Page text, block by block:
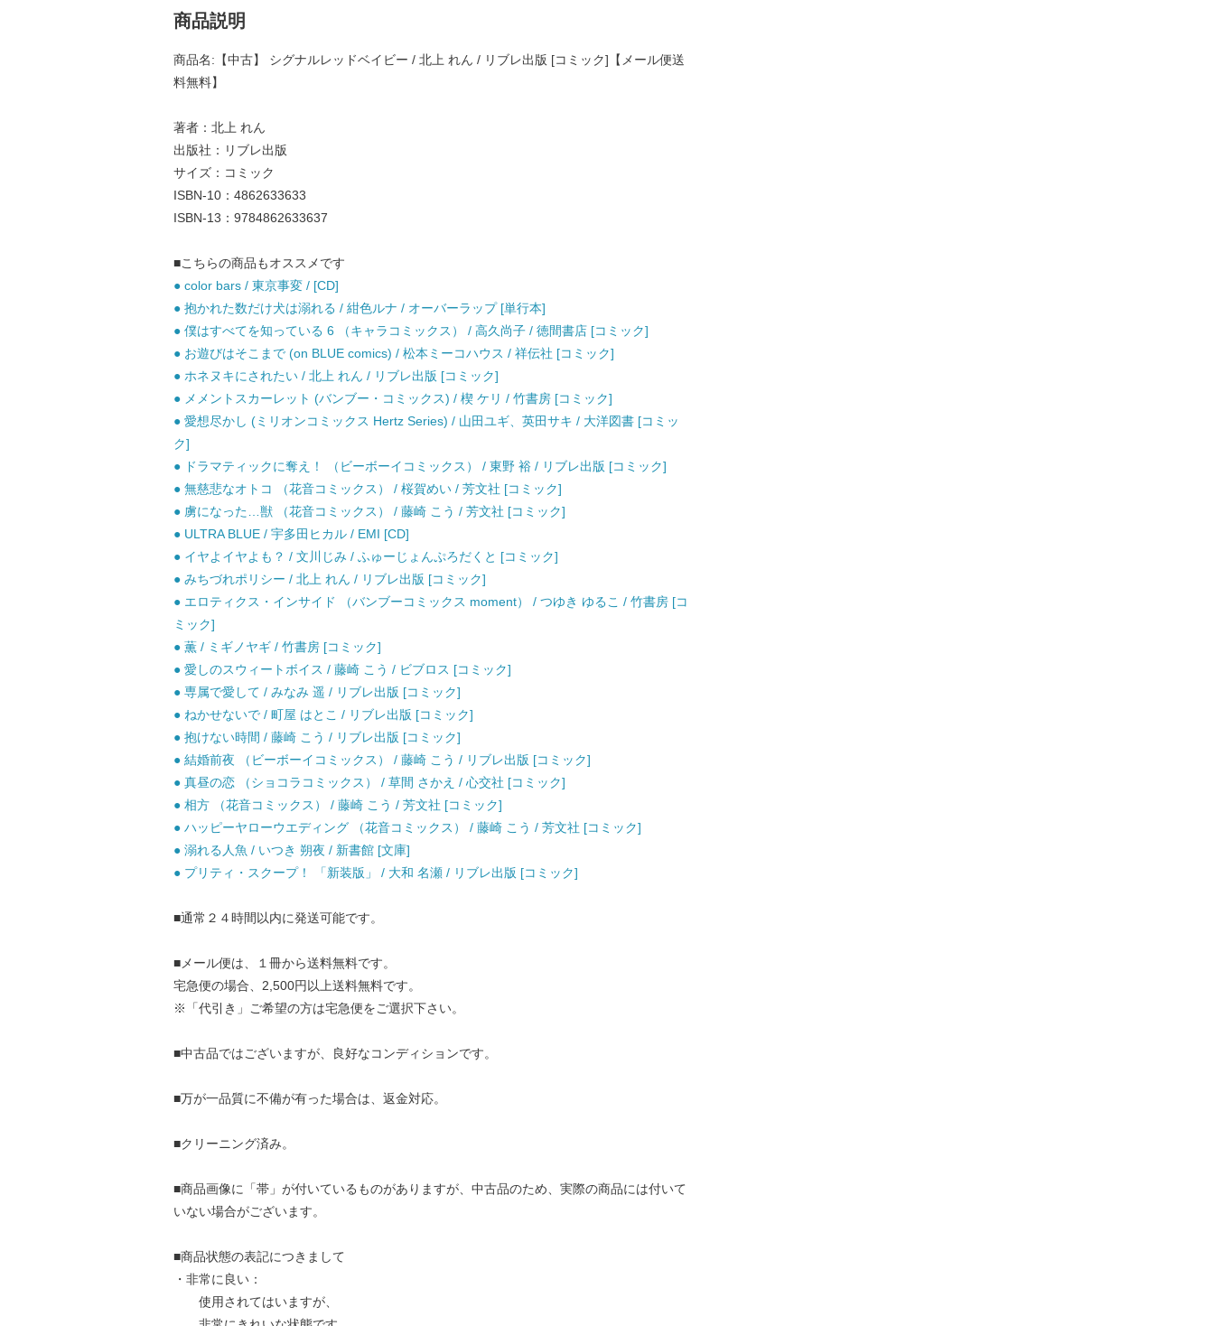
商品説明
商品名:【中古】 シグナルレッドベイビー / 北上 れん / リブレ出版 [コミック]【メール便送
料無料】
著者：北上 れん
出版社：リブレ出版
サイズ：コミック
ISBN-10：4862633633
ISBN-13：9784862633637
■こちらの商品もオススメです
● color bars / 東京事変 / [CD]
● 抱かれた数だけ犬は溺れる / 紺色ルナ / オーバーラップ [単行本]
● 僕はすべてを知っている 6 （キャラコミックス） / 高久尚子 / 徳間書店 [コミック]
● お遊びはそこまで (on BLUE comics) / 松本ミーコハウス / 祥伝社 [コミック]
● ホネヌキにされたい / 北上 れん / リブレ出版 [コミック]
● メメントスカーレット (バンブー・コミックス) / 楔 ケリ / 竹書房 [コミック]
● 愛想尽かし (ミリオンコミックス Hertz Series) / 山田ユギ、英田サキ / 大洋図書 [コミッ
ク]
● ドラマティックに奪え！ （ビーボーイコミックス） / 東野 裕 / リブレ出版 [コミック]
● 無慈悲なオトコ （花音コミックス） / 桜賀めい / 芳文社 [コミック]
● 虜になった…獣 （花音コミックス） / 藤崎 こう / 芳文社 [コミック]
● ULTRA BLUE / 宇多田ヒカル / EMI [CD]
● イヤよイヤよも？ / 文川じみ / ふゅーじょんぷろだくと [コミック]
● みちづれポリシー / 北上 れん / リブレ出版 [コミック]
● エロティクス・インサイド （バンブーコミックス moment） / つゆき ゆるこ / 竹書房 [コ
ミック]
● 薫 / ミギノヤギ / 竹書房 [コミック]
● 愛しのスウィートボイス / 藤崎 こう / ビブロス [コミック]
● 専属で愛して / みなみ 遥 / リブレ出版 [コミック]
● ねかせないで / 町屋 はとこ / リブレ出版 [コミック]
● 抱けない時間 / 藤崎 こう / リブレ出版 [コミック]
● 結婚前夜 （ビーボーイコミックス） / 藤崎 こう / リブレ出版 [コミック]
● 真昼の恋 （ショコラコミックス） / 草間 さかえ / 心交社 [コミック]
● 相方 （花音コミックス） / 藤崎 こう / 芳文社 [コミック]
● ハッピーヤローウエディング （花音コミックス） / 藤崎 こう / 芳文社 [コミック]
● 溺れる人魚 / いつき 朔夜 / 新書館 [文庫]
● プリティ・スクープ！ 「新装版」 / 大和 名瀬 / リブレ出版 [コミック]
■通常２４時間以内に発送可能です。
■メール便は、１冊から送料無料です。
宅急便の場合、2,500円以上送料無料です。
※「代引き」ご希望の方は宅急便をご選択下さい。
■中古品ではございますが、良好なコンディションです。
■万が一品質に不備が有った場合は、返金対応。
■クリーニング済み。
■商品画像に「帯」が付いているものがありますが、中古品のため、実際の商品には付いて
いない場合がございます。
■商品状態の表記につきまして
・非常に良い：
使用されてはいますが、